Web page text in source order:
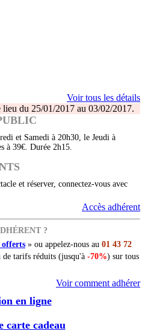
Voir tous les détails
lieu du 25/01/2017 au 03/02/2017.
et Samedi à 20h30, le Jeudi à
à 39€. Durée 2h15.
et réserver, connectez-vous avec
Accès adhérent
?
offerts » ou appelez-nous au 01 43 72
tarifs réduits (jusqu'à -70%) sur tous
Voir comment adhérer
en ligne
carte cadeau